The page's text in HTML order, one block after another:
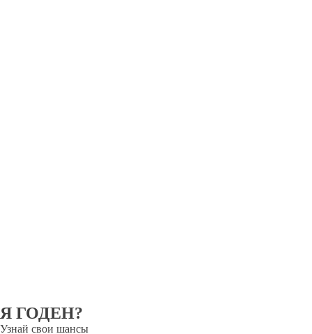
Я ГОДЕН?
Узнай свои шансы